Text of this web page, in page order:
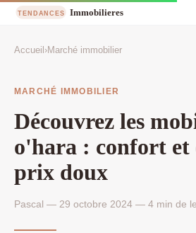
Accueil ›Marché immobilier
MARCHÉ IMMOBILIER
Découvrez les
o'hara : confort et
prix doux
Pascal — 29 octobre 2024 — 4 min de